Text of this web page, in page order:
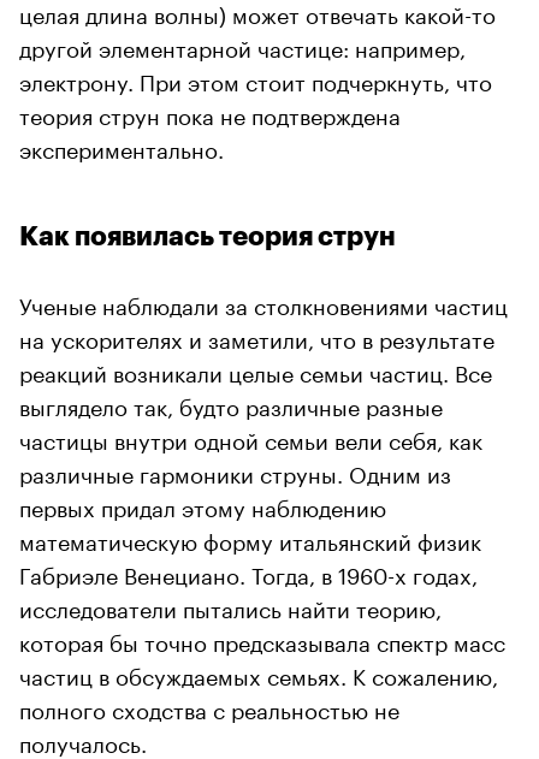
целая длина волны) может отвечать какой-то
другой элементарной частице: например,
электрону. При этом стоит подчеркнуть, что
теория струн пока не подтверждена
экспериментально.
Как появилась теория струн
Ученые наблюдали за столкновениями частиц
на ускорителях и заметили, что в результате
реакций возникали целые семьи частиц. Все
выглядело так, будто различные разные
частицы внутри одной семьи вели себя, как
различные гармоники струны. Одним из
первых придал этому наблюдению
математическую форму итальянский физик
Габриэле Венециано. Тогда, в 1960-х годах,
исследователи пытались найти теорию,
которая бы точно предсказывала спектр масс
частиц в обсуждаемых семьях. К сожалению,
полного сходства с реальностью не
получалось.